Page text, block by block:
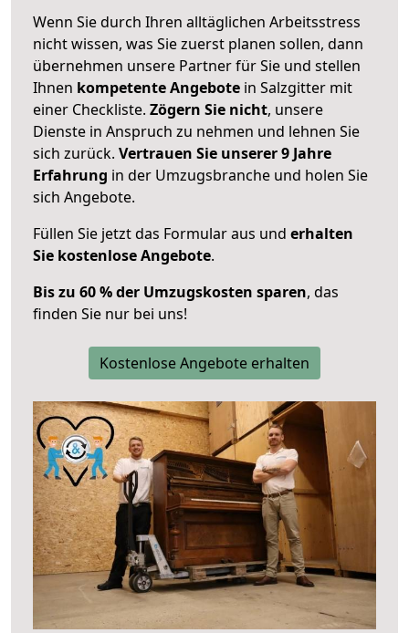
Wenn Sie durch Ihren alltäglichen Arbeitsstress
nicht wissen, was Sie zuerst planen sollen, dann
übernehmen unsere Partner für Sie und stellen
Ihnen kompetente Angebote in Salzgitter mit
einer Checkliste. Zögern Sie nicht, unsere
Dienste in Anspruch zu nehmen und lehnen Sie
sich zurück. Vertrauen Sie unserer 9 Jahre
Erfahrung in der Umzugsbranche und holen Sie
sich Angebote.
Füllen Sie jetzt das Formular aus und erhalten
Sie kostenlose Angebote.
Bis zu 60 % der Umzugskosten sparen, das
finden Sie nur bei uns!
Kostenlose Angebote erhalten